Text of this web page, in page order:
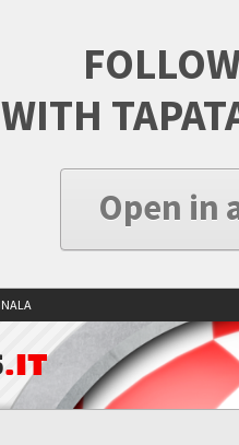
WITH
Open in
.IT